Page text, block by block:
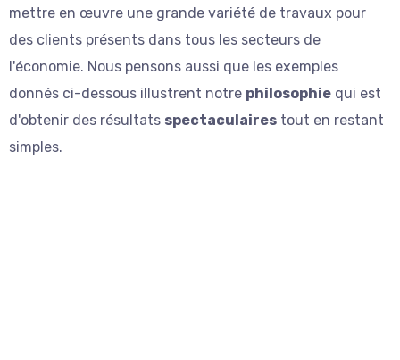
mettre en œuvre une grande variété de travaux pour
des clients présents dans tous les secteurs de
l'économie. Nous pensons aussi que les exemples
donnés ci-dessous illustrent notre philosophie qui est
d'obtenir des résultats spectaculaires tout en restant
simples.